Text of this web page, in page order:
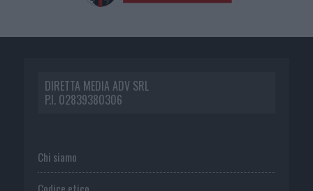
DIRETTA MEDIA ADV SRL
P.I. 02839380306
Chi siamo